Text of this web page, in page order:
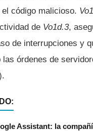
código malicioso.
de Vo1d.3,
de interrupciones y
órdenes de
Assistant: la